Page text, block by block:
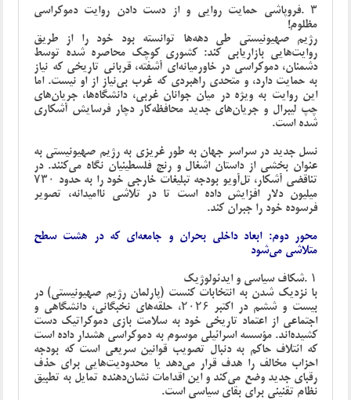
۳.فروپاشی حمایت روایی و از دست دادن روایت دموکراسی
مظلوم!
رژیم صهیونیستی طی دهه‌ها توانسته بود خود را از طریق
روایت‌هایی بازاریابی کند: کشوری کوچک محاصره شده توسط
دشمنان، دموکراسی در خاورمیانه‌ای آشفته، قربانی تاریخی که نیاز
به حمایت دارد، و متحدی راهبردی که غرب بی‌نیاز از او نیست. اما
این روایت به ویژه در میان جوانان غربی، دانشگاه‌ها، جریان‌های
چپ لیبرال و جریان‌های جدید محافظه‌کار دچار فرسایش آشکاری
شده است.
نسل جدید در سراسر جهان به طور غریزی به رژیم صهیونیستی به
عنوان بخشی از داستان اشغال و رنج فلسطینیان نگاه می‌کنند. در
تناقضی آشکار، تل‌آویو بودجه تبلیغات خارجی خود را به حدود ۷۳۰
میلیون دلار افزایش داده است تا در تلاشی ناامیدانه، تصویر
فرسوده خود را جبران کند.
محور دوم: ابعاد داخلی بحران و جامعه‌ای که در هشت سطح
متلاشی می‌شود
۱ .شکاف سیاسی و ایدئولوژیک
با نزدیک شدن به انتخابات کنست (پارلمان رژیم صهیونیستی) در
بیست و ششم در اکتبر ۲۰۲۶، حلقه‌های نخبگانی، دانشگاهی و
اجتماعی از اعتماد تاریخی خود به سلامت بازی دموکراتیک دست
کشیده‌اند. مؤسسه اسرائیلی موسوم به دموکراسی هشدار داده است
که ائتلاف حاکم به دنبال تصویب قوانین سریعی است که بودجه
احزاب مخالف را هدف قرار می‌دهد یا محدودیت‌هایی برای حذف
رقبای جدید وضع می‌کند و این اقدامات نشان‌دهنده تمایل به تطبیق
نظام تقنینی برای بقای سیاسی است.